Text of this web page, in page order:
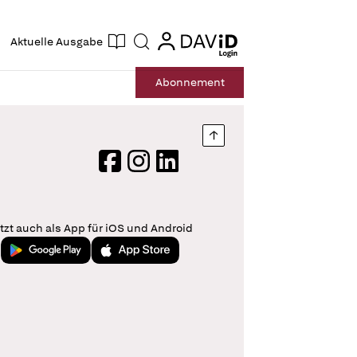
Aktuelle Ausgabe Suche login
login
Abonnement
Nach oben springen
FacebookInstagram
LinkedIn
auch als App für iOS und Android
Jetzt bei Google PlayLaden im App Store